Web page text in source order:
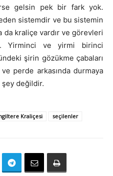
gelsin pek bir fark yok.
sistemdir ve bu sistemin
da kraliçe vardır ve görevleri
Yirminci ve yirmi birinci
şirin gözükme çabaları
perde arkasında durmaya
şey değildir.
Kraliçesi seçilenler